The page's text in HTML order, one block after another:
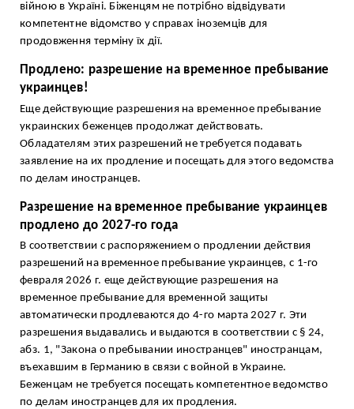
війною в Україні. Біженцям не потрібно відвідувати
компетентне відомство у справах іноземців для
продовження терміну їх дії.
Продлено: разрешение на временное пребывание
украинцев!
Еще действующие разрешения на временное пребывание
украинских беженцев продолжат действовать.
Обладателям этих разрешений не требуется подавать
заявление на их продление и посещать для этого ведомства
по делам иностранцев.
Разрешение на временное пребывание украинцев
продлено до 2027-го года
В соответствии с распоряжением о продлении действия
разрешений на временное пребывание украинцев, с 1-го
февраля 2026 г. еще действующие разрешения на
временное пребывание для временной защиты
автоматически продлеваются до 4-го марта 2027 г. Эти
разрешения выдавались и выдаются в соответствии с § 24,
абз. 1, "Закона о пребывании иностранцев" иностранцам,
въехавшим в Германию в связи с войной в Украине.
Беженцам не требуется посещать компетентное ведомство
по делам иностранцев для их продления.